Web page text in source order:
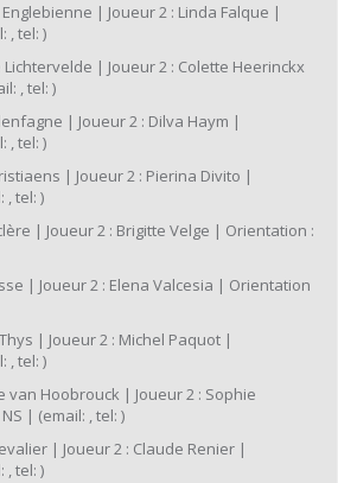
| Joueur 2 : Linda Falque |
, tel: )
| Joueur 2 : Colette Heerinckx
, tel: )
| Joueur 2 : Dilva Haym |
, tel: )
| Joueur 2 : Pierina Divito |
, tel: )
| Joueur 2 : Brigitte Velge | Orientation :
| Joueur 2 : Elena Valcesia | Orientation
| Joueur 2 : Michel Paquot |
, tel: )
van Hoobrouck | Joueur 2 : Sophie
| (email: , tel: )
| Joueur 2 : Claude Renier |
, tel: )